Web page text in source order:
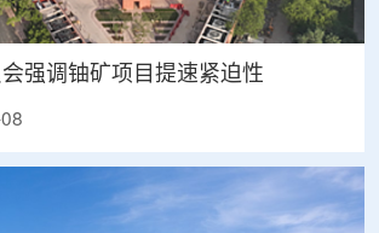
强调铀矿项目提速紧迫性